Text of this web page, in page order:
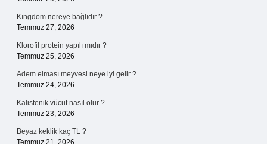
Kıngdom nereye bağlıdır ?
Temmuz 27, 2026
Klorofil protein yapılı mıdır ?
Temmuz 25, 2026
Adem elması meyvesi neye iyi gelir ?
Temmuz 24, 2026
Kalistenik vücut nasıl olur ?
Temmuz 23, 2026
Beyaz keklik kaç TL ?
Temmuz 21, 2026